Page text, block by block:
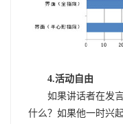
4.活动自由
如果讲话者在发言
什么？如果他一时兴